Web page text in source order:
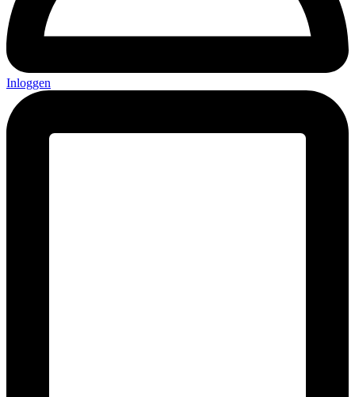
Inloggen